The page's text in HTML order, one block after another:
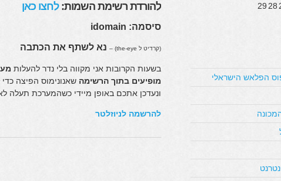
להורדת רשימת השמות:לחצו כאן
סיסמה: idomain
(קרדיט ל the-eye) – נא לשתף את הכתבה
בשעות הקרובות אני מקווה בלי נדר להעלות
מופיעים בתוך הרשימה שאנונימוס הפיצה
ונעדכן אתכם באופן מיידי כשהמערכת תעלה
להרשמה לניוזלטר
28
29